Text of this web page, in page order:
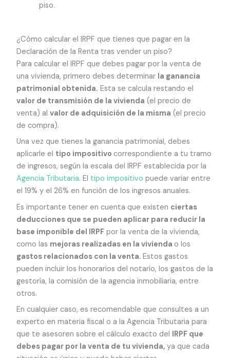
piso.
¿Cómo calcular el IRPF que tienes que pagar en la
Declaración de la Renta tras vender un piso?
Para calcular el IRPF que debes pagar por la venta de
una vivienda, primero debes determinar la ganancia
patrimonial obtenida. Esta se calcula restando el
valor de transmisión de la vivienda (el precio de
venta) alvalor de adquisición de la misma (el precio
de compra).
Una vez que tienes la ganancia patrimonial, debes
aplicarle el tipo impositivo correspondiente a tu tramo
de ingresos, según la escala del IRPF establecida por la
Agencia Tributaria. El tipo impositivo puede variar entre
el 19% y el 26% en función de los ingresos anuales.
Es importante tener en cuenta que existen ciertas
deducciones que se pueden aplicar para reducir la
base imponible del IRPF por la venta de la vivienda,
como las mejoras realizadas en la vivienda o los
gastos relacionados con la venta.Estos gastos
pueden incluir los honorarios del notario, los gastos de la
gestoría, la comisión de la agencia inmobiliaria, entre
otros.
En cualquier caso, es recomendable que consultes a un
experto en materia fiscal o a la Agencia Tributaria para
que te asesoren sobre el cálculo exacto del IRPF que
debes pagar por la venta de tu vivienda,ya que cada